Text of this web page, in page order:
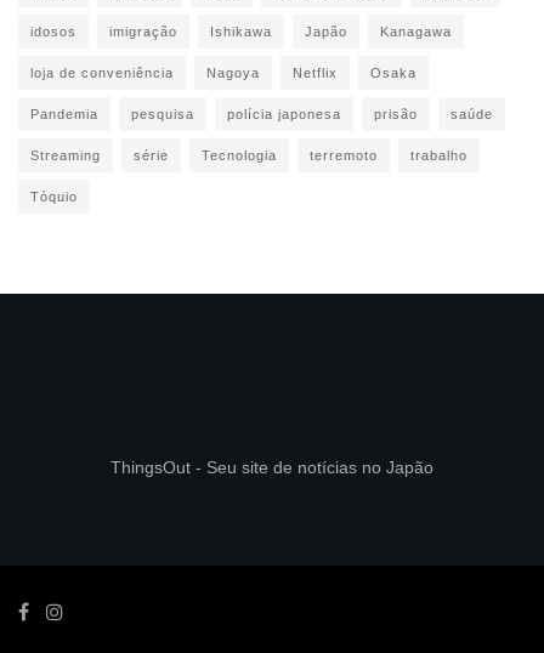
idosos imigração Ishikawa Japão Kanagawa
loja de conveniência Nagoya Netflix Osaka
Pandemia pesquisa polícia japonesa prisão saúde
Streaming série Tecnologia terremoto trabalho
Tóquio
ThingsOut - Seu site de notícias no Japão